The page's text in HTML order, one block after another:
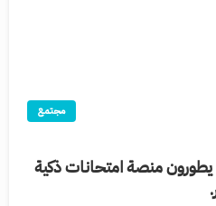
مجتمع
منصة امتحانات ذكية